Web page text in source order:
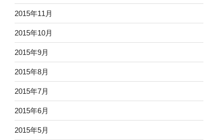
2015年11月
2015年10月
2015年9月
2015年8月
2015年7月
2015年6月
2015年5月